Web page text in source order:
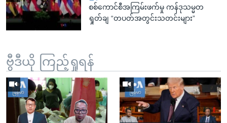
စစ်ကောင်စီအကြမ်းဖက်မှု ကန်ဒုသမ္မတ
ရှုတ်ချ “တပတ်အတွင်းသတင်းများ”
ဗွီဒီယို ကြည့်ရှုရန်